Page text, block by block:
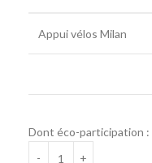
Appui vélos Milan
Dont éco-participation :